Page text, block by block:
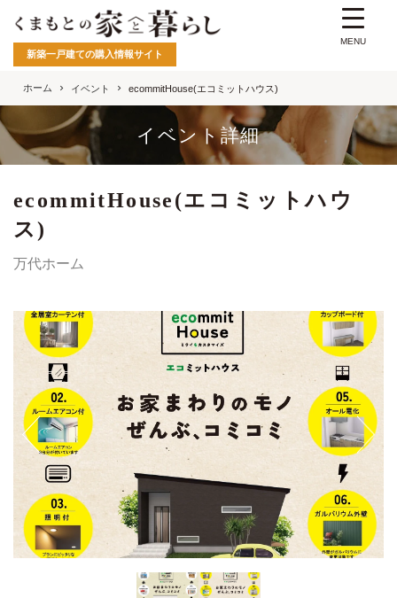
新築一戸建ての購入情報サイト
ホーム イベント ecommitHouse(エコミットハウス)
イベント詳細
ecommitHouse(エコミットハウ
ス)
万代ホーム
MENU